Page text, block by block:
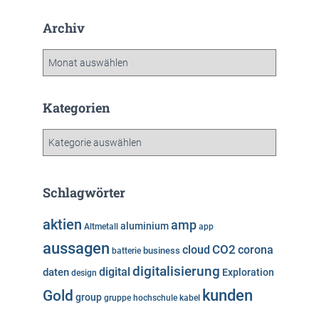
Archiv
h
Kategorien
g
r
i
n
Schlagwörter
aktien Altmetall aluminiumamp app
aussagen batterie business cloud CO2 corona
daten design digital digitalisierung Exploration
Gold group gruppe hochschule kabel kunden